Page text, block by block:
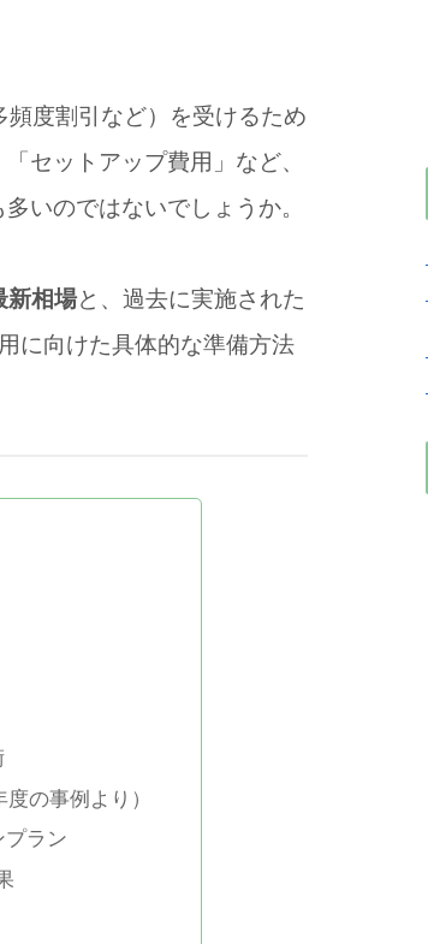
度割引など）を受けるため
セットアップ費用」など、
いのではないでしょうか。
新相場と、過去に実施された
に向けた具体的な準備方法
の事例より）
プラン